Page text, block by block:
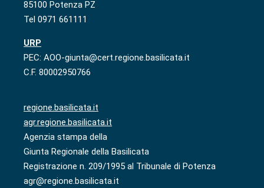
85100 Potenza PZ
Tel 0971 661111
URP
PEC: AOO-giunta@cert.regione.basilicata.it
C.F. 80002950766
regione.basilicata.it
agr.regione.basilicata.it
Agenzia stampa della
Giunta Regionale della Basilicata
Registrazione n. 209/1995 al Tribunale di Potenza
agr@regione.basilicata.it